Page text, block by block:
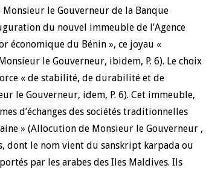
le Gouverneur de la Banque
du nouvel immeuble de l’Agence
économique du Bénin », ce joyau «
le Gouverneur, ibidem, P. 6). Le choix
« de stabilité, de durabilité et de
le Gouverneur, idem, P. 6). Cet immeuble,
d’échanges des sociétés traditionnelles
» (Allocution de Monsieur le Gouverneur ,
dont le nom vient du sanskript karpada ou
par les arabes des Iles Maldives. Ils